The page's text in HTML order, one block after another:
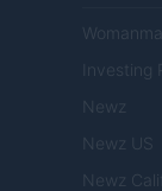
Investing
Newz
Newz US
Newz